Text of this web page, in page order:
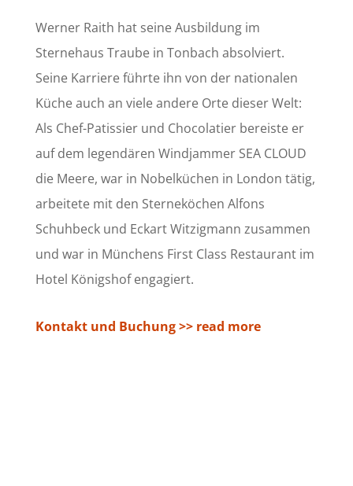
Werner Raith hat seine Ausbildung im
Sternehaus Traube in Tonbach absolviert.
Seine Karriere führte ihn von der nationalen
Küche auch an viele andere Orte dieser Welt:
Als Chef-Patissier und Chocolatier bereiste er
auf dem legendären Windjammer SEA CLOUD
die Meere, war in Nobelküchen in London tätig,
arbeitete mit den Sterneköchen Alfons
Schuhbeck und Eckart Witzigmann zusammen
und war in Münchens First Class Restaurant im
Hotel Königshof engagiert.
Kontakt und Buchung >> read more